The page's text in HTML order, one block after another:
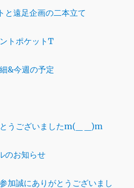
と遠足企画の二本立て
トポケットT
&今週の予定
うございましたm(_ _)m
のお知らせ
加誠にありがとうございまし